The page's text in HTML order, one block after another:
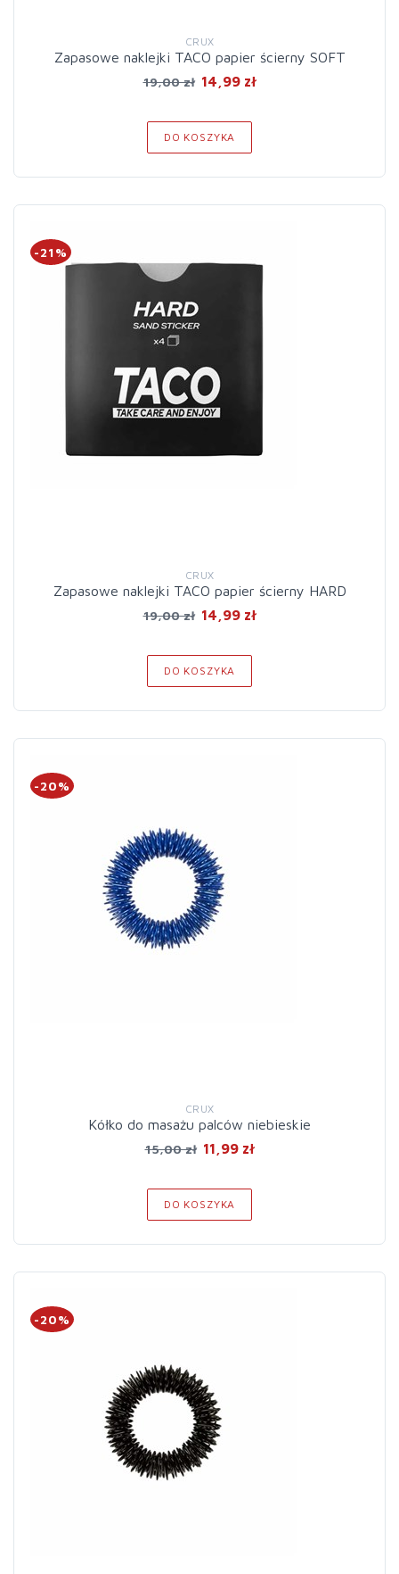
CRUX
Zapasowe naklejki TACO papier ścierny SOFT
19,00 zł 14,99 zł
DO KOSZYKA
-21%
CRUX
Zapasowe naklejki TACO papier ścierny HARD
19,00 zł 14,99 zł
DO KOSZYKA
-20%
CRUX
Kółko do masażu palców niebieskie
15,00 zł 11,99 zł
DO KOSZYKA
-20%